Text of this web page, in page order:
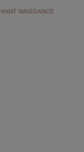
NAISSANCE